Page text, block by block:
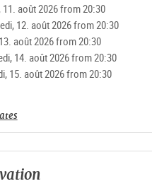
Seller
l'expérience, il est également
de combiner l'offre VIP avec
Le bateau de la Salzach
avec la
lors de la réservation en ligne sur le
11. août 2026 from 20:30
12. août 2026 from 20:30
août 2026 from 20:30
14. août 2026 from 20:30
15. août 2026 from 20:30